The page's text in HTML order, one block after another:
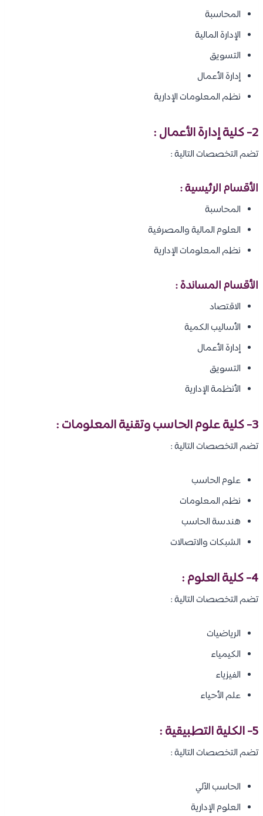
المحاسبة
الإدارة المالية
التسويق
إدارة الأعمال
نظم المعلومات الإدارية
2- كلية إدارة الأعمال :
تضم التخصصات التالية :
الأقسام الرئيسية :
المحاسبة
العلوم المالية والمصرفية
نظم المعلومات الإدارية
الأقسام المساندة :
الاقتصاد
الأساليب الكمية
إدارة الأعمال
التسويق
الأنظمة الإدارية
3- كلية علوم الحاسب وتقنية المعلومات :
تضم التخصصات التالية :
علوم الحاسب
نظم المعلومات
هندسة الحاسب
الشبكات والاتصالات
4- كلية العلوم :
تضم التخصصات التالية :
الرياضيات
الكيمياء
الفيزياء
علم الأحياء
5- الكلية التطبيقية :
تضم التخصصات التالية :
الحاسب الآلي
العلوم الإدارية